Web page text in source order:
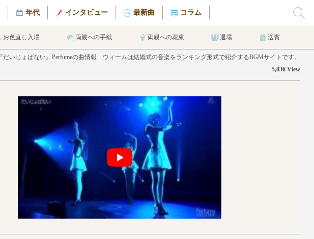
年代 インタビュー 最新曲 コラム
お色直し入場 両親への手紙 両親への花束 退場 送賓
『だいじょばない』Perfumeの曲情報 ウィームは結婚式の音楽をランキング形式で紹介するBGMサイトです。
5,036 View